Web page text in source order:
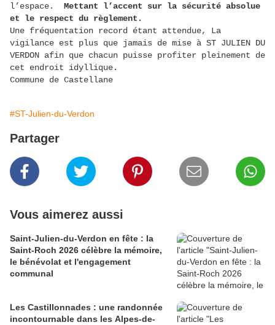
l’espace.
Mettant l’accent sur la sécurité absolue
et le respect du règlement.
Une fréquentation record étant attendue, La
vigilance est plus que jamais de mise à ST JULIEN DU
VERDON afin que chacun puisse profiter pleinement de
cet endroit idyllique.
Commune de Castellane
#ST-Julien-du-Verdon
Partager
Vous aimerez aussi
Saint-Julien-du-Verdon en fête : la
Saint-Roch 2026 célèbre la mémoire,
le bénévolat et l'engagement
communal
Les Castillonnades : une randonnée
incontournable dans les Alpes-de-